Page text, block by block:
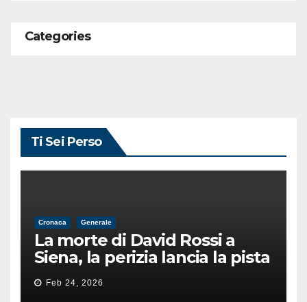
Categories
Ti Sei Perso
Cronaca Generale
La morte di David Rossi a
Siena, la perizia lancia la pista
di un’intimidazione finita
male
Feb 24, 2026